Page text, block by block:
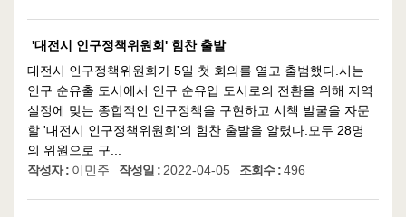
'대전시 인구정책위원회' 힘찬 출발
대전시 인구정책위원회가 5일 첫 회의를 열고 출범했다.시는
인구 순유출 도시에서 인구 순유입 도시로의 전환을 위해 지역
실정에 맞는 종합적인 인구정책을 구현하고 시책 발굴을 자문
할 '대전시 인구정책위원회'의 힘찬 출발을 알렸다.모두 28명
의 위원으로 구...
작성자 : 이민주 작성일 : 2022-04-05 조회수 :496